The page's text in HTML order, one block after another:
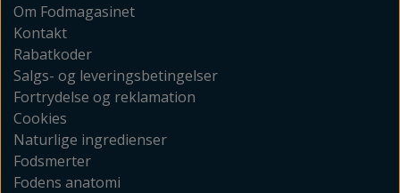
Om Fodmagasinet
Kontakt
Rabatkoder
Salgs- og leveringsbetingelser
Fortrydelse og reklamation
Cookies
Naturlige ingredienser
Fodsmerter
Fodens anatomi